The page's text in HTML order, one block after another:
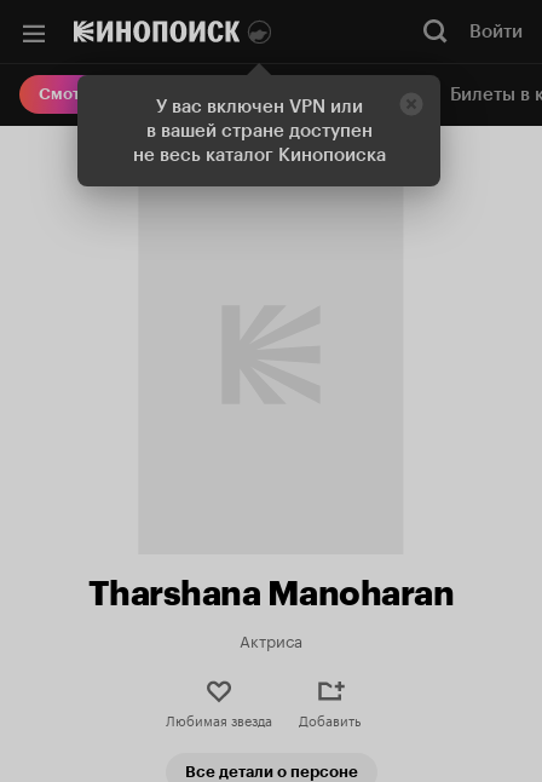
У вас включен VPN или
в вашей стране доступен
не весь каталог Кинопоиска
Войти
Смотреть кино Онлайн-кинотеатр Билеты в
Tharshana Manoharan
Актриса
Любимая звезда Добавить
Все детали о персоне